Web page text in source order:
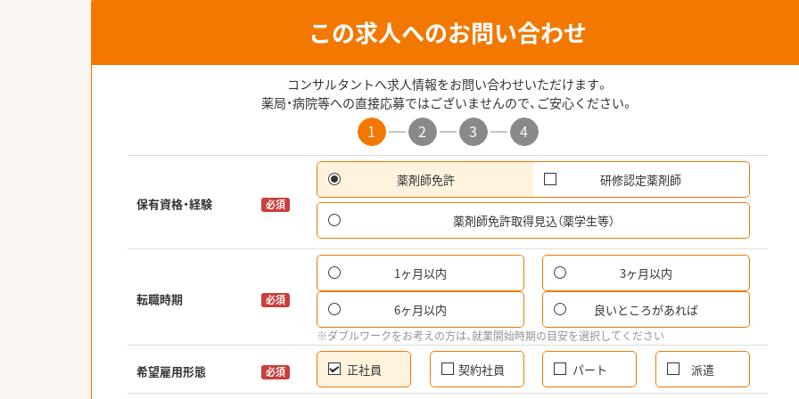
この求人へのお問い合わせ
コンサルタントへ求人情報をお問い合わせいただけます。
薬局・病院等への直接応募ではございませんので、ご安心ください。
1 2 3 4
保有資格・経験 必須
薬剤師免許 研修認定薬剤師
薬剤師免許取得見込（薬学生等）
転職時期 必須
1ヶ月以内 3ヶ月以内
6ヶ月以内 良いところがあれば
※ダブルワークをお考えの方は、就業開始時期の目安を選択してください
希望雇用形態 必須 正社員 契約社員 パート 派遣